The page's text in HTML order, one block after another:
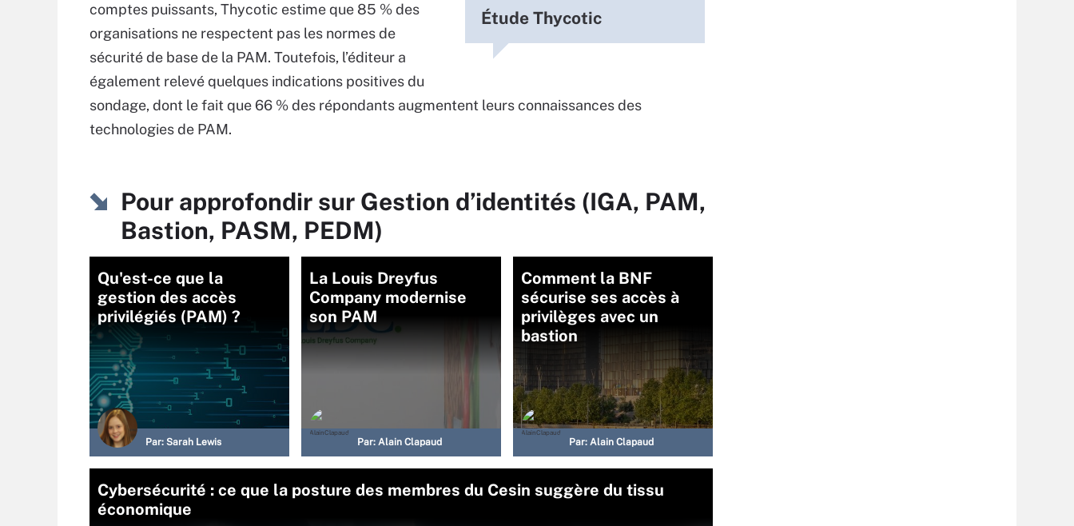
Étude Thycotic
comptes puissants, Thycotic estime que 85 % des
organisations ne respectent pas les normes de
sécurité de base de la PAM. Toutefois, l’éditeur a
également relevé quelques indications positives du
sondage, dont le fait que 66 % des répondants augmentent leurs connaissances des
technologies de PAM.
Pour approfondir sur Gestion d’identités (IGA, PAM,
Bastion, PASM, PEDM)
Qu'est-ce que la
gestion des accès
privilégiés (PAM) ?
Par: Sarah Lewis
La Louis Dreyfus
Company modernise
son PAM
Par: Alain Clapaud
Comment la BNF
sécurise ses accès à
privilèges avec un
bastion
Par: Alain Clapaud
Cybersécurité : ce que la posture des membres du Cesin suggère du tissu
économique